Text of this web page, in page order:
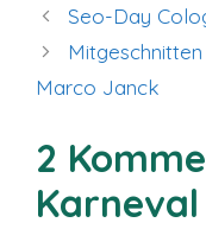
Seo-Day
Marco Janck
2
Karneval